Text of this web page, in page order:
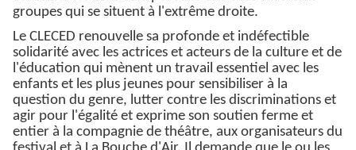
groupes qui se situent à l'extrême droite.
Le CLECED renouvelle sa profonde et indéfectible
solidarité avec les actrices et acteurs de la culture et de
l'éducation qui mènent un travail essentiel avec les
enfants et les plus jeunes pour sensibiliser à la
question du genre, lutter contre les discriminations et
agir pour l'égalité et exprime son soutien ferme et
entier à la compagnie de théâtre, aux organisateurs du